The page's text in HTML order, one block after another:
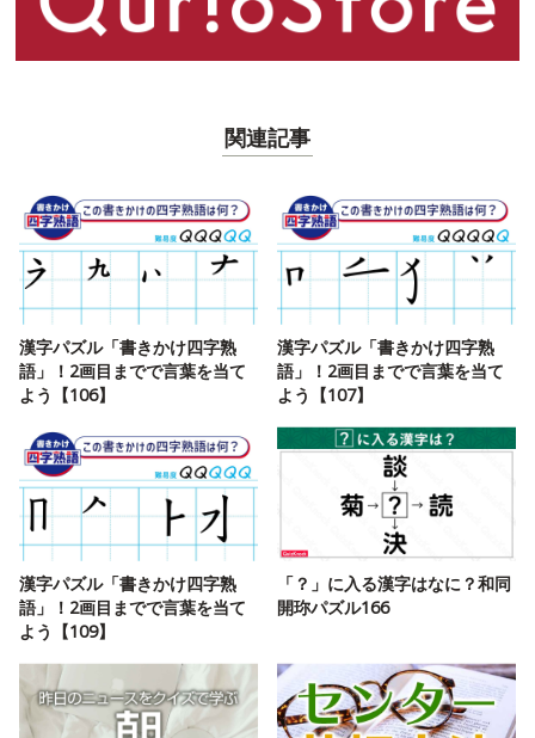
関連記事
漢字パズル「書きかけ四字熟
語」！2画目までで言葉を当て
よう【106】
漢字パズル「書きかけ四字熟
語」！2画目までで言葉を当て
よう【107】
漢字パズル「書きかけ四字熟
語」！2画目までで言葉を当て
よう【109】
「？」に入る漢字はなに？和同
開珎パズル166